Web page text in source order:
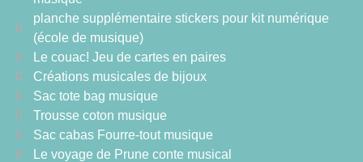
planche supplémentaire stickers pour kit numérique
(école de musique)
Le couac! Jeu de cartes en paires
Créations musicales de bijoux
Sac tote bag musique
Trousse coton musique
Sac cabas Fourre-tout musique
Le voyage de Prune conte musical